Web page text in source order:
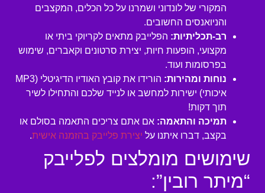
המקורי של לונדוני ושמרנו על כל הכלים, המקצבים
והניואנסים החשובים.
רב-תכליתיות: הפלייבק מתאים לקריוקי ביתי או
מקצועי, הופעות חיות, יצירת סרטונים וקאברים, שימוש
בפרסומות ועוד.
נוחות ומהירות:
הורידו את קובץ האודיו הדיגיטלי (MP3
איכותי) ישירות למחשב או לנייד שלכם והתחילו לשיר
תוך דקות!
תמיכה והתאמה: אם אתם צריכים התאמה בסולם או
בקצב, דברו איתנו על יצירת פלייבק בהזמנה אישית.
שימושים מומלצים לפלייבק
“מיתר רובין”: